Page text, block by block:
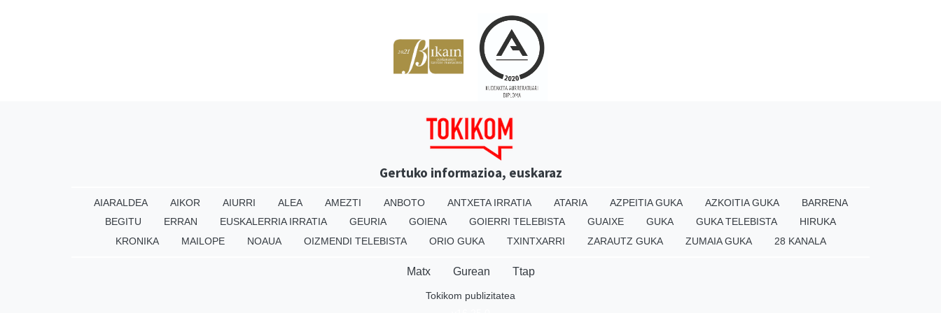
Gertuko informazioa, euskaraz
AIARALDEA AIKOR AIURRI ALEA AMEZTI ANBOTO ANTXETA IRRATIA ATARIA AZPEITIA GUKA AZKOITIA GUKA
BARRENA
BEGITU
ERRAN EUSKALERRIA IRRATIA GEURIA GOIENA GOIERRI TELEBISTA GUAIXE GUKA GUKA TELEBISTA
HIRUKA
KRONIKA
MAILOPE NOAUA OIZMENDI TELEBISTA ORIO GUKA TXINTXARRI ZARAUTZ GUKA ZUMAIA GUKA 28 KANALA
Matx Gurean Ttap
Tokikom publizitatea